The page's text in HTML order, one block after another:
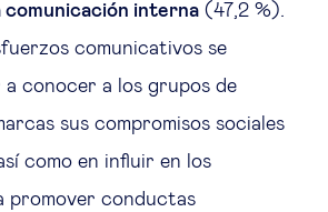
comunicación interna (47,2 %).
comunicativos se
conocer a los grupos de
sus compromisos sociales
como en influir en los
promover conductas